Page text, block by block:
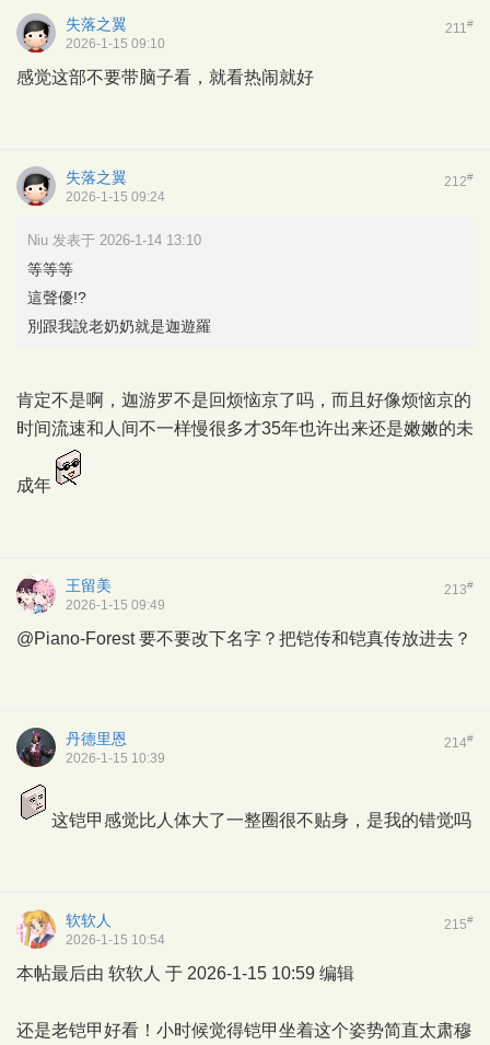
211 #
失落之翼
2026-1-15 09:10
感觉这部不要带脑子看，就看热闹就好
212#
失落之翼
2026-1-15 09:24
Niu 发表于 2026-1-14 13:10
等等等
這聲優!?
別跟我說老奶奶就是迦遊羅
肯定不是啊，迦游罗不是回烦恼京了吗，而且好像烦恼京的
时间流速和人间不一样慢很多才35年也许出来还是嫩嫩的未
成年
213#
王留美
2026-1-15 09:49
@Piano-Forest要不要改下名字？把铠传和铠真传放进去？
214#
丹德里恩
2026-1-15 10:39
这铠甲感觉比人体大了一整圈很不贴身，是我的错觉吗
215#
软软人
2026-1-15 10:54
本帖最后由 软软人 于 2026-1-15 10:59 编辑
还是老铠甲好看！小时候觉得铠甲坐着这个姿势简直太肃穆